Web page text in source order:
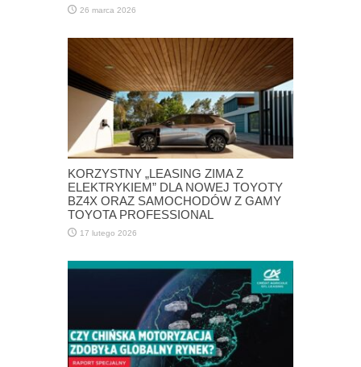
26 marca 2026
KORZYSTNY „LEASING ZIMA Z
ELEKTRYKIEM” DLA NOWEJ TOYOTY
BZ4X ORAZ SAMOCHODÓW Z GAMY
TOYOTA PROFESSIONAL
17 lutego 2026